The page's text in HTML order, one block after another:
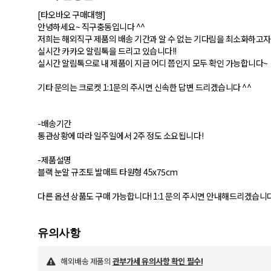
[타오바오 구매대행]
안녕하세요~ 직구충동입니다 ^^
저희는 해외직구 제품의 배송 기간과 알 수 없는 기다림을 최소화하고자
실시간 카카오 알림톡을 드리고 있습니다!!
실시간 알림톡으로 내 제품이 지금 어디 쯤인지 모두 확인 가능합니다~
기타 문의는 크로켓 1:1문의 주시면 신속한 답변 드리겠습니다 ^^
-배송기간
통관상황에 따라 일주일에서 2주 정도 소요됩니다!
-제품설명
블랙 눈알 규조토 발매트 타원형 45x75cm
다른 옵션 상품도 구매 가능합니다! 1:1 문의 주시면 안내해드리겠습니
유의사항
해외배송 제품의 관부가세 유의사항 확인 필수!